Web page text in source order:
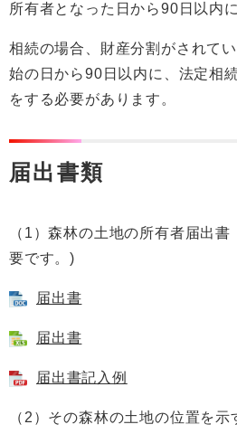
所有者となった日から90日以内
相続の場合、財産分割がされて
始の日から90日以内に、法定相
をする必要があります。
届出書類
（1）森林の土地の所有者届出
要です。)
届出書
届出書
届出書記入例
（2）その森林の土地の位置を示